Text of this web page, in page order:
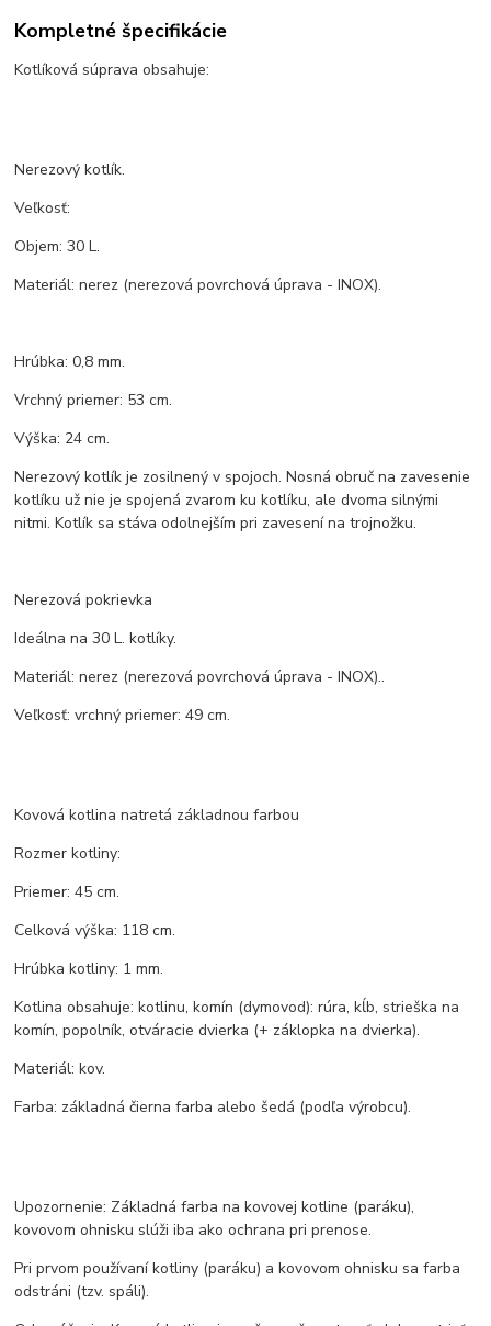
Kompletné špecifikácie
Kotlíková súprava obsahuje:
Nerezový kotlík.
Veľkosť:
Objem: 30 L.
Materiál: nerez (nerezová povrchová úprava - INOX).
Hrúbka: 0,8 mm.
Vrchný priemer: 53 cm.
Výška: 24 cm.
Nerezový kotlík je zosilnený v spojoch. Nosná obruč na zavesenie
kotlíku už nie je spojená zvarom ku kotlíku, ale dvoma silnými
nitmi. Kotlík sa stáva odolnejším pri zavesení na trojnožku.
Nerezová pokrievka
Ideálna na 30 L. kotlíky.
Materiál: nerez (nerezová povrchová úprava - INOX)..
Veľkosť: vrchný priemer: 49 cm.
Kovová kotlina natretá základnou farbou
Rozmer kotliny:
Priemer: 45 cm.
Celková výška: 118 cm.
Hrúbka kotliny: 1 mm.
Kotlina obsahuje: kotlinu, komín (dymovod): rúra, kĺb, strieška na
komín, popolník, otváracie dvierka (+ záklopka na dvierka).
Materiál: kov.
Farba: základná čierna farba alebo šedá (podľa výrobcu).
Upozornenie: Základná farba na kovovej kotline (paráku),
kovovom ohnisku slúži iba ako ochrana pri prenose.
Pri prvom používaní kotliny (paráku) a kovovom ohnisku sa farba
odstráni (tzv. spáli).